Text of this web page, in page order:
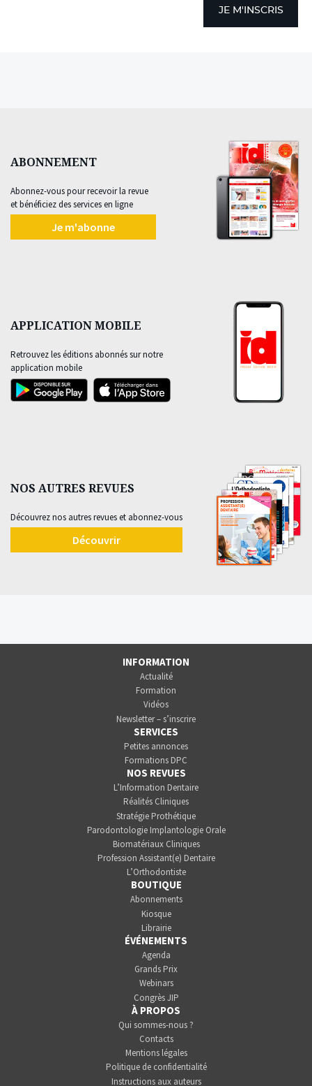
JE M'INSCRIS
ABONNEMENT
Abonnez-vous pour recevoir la revue
et bénéficiez des services en ligne
Je m'abonne
APPLICATION MOBILE
Retrouvez les éditions abonnés sur notre
application mobile
NOS AUTRES REVUES
Découvrez nos autres revues et abonnez-vous
Découvrir
INFORMATION
Actualité
Formation
Vidéos
Newsletter – s’inscrire
SERVICES
Petites annonces
Formations DPC
NOS REVUES
L’Information Dentaire
Réalités Cliniques
Stratégie Prothétique
Parodontologie Implantologie Orale
Biomatériaux Cliniques
Profession Assistant(e) Dentaire
L’Orthodontiste
BOUTIQUE
Abonnements
Kiosque
Librairie
ÉVÉNEMENTS
Agenda
Grands Prix
Webinars
Congrès JIP
À PROPOS
Qui sommes-nous ?
Contacts
Mentions légales
Politique de confidentialité
Instructions aux auteurs